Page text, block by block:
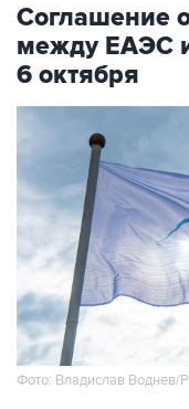
Соглашение
между ЕАЭС
6 октября
Фото: Владислав Воднев/